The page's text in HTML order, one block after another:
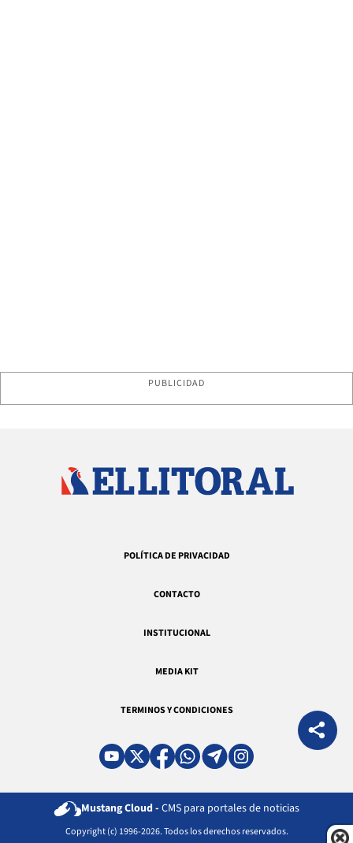
PUBLICIDAD
POLÍTICA DE PRIVACIDAD
CONTACTO
INSTITUCIONAL
MEDIA KIT
TERMINOS Y CONDICIONES
Mustang Cloud - CMS para portales de noticias
Copyright (c) 1996-2026. Todos los derechos reservados.